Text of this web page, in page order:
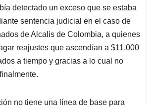
detectado un exceso que se estaba
sentencia judicial en el caso de
de Alcalis de Colombia, a quienes
reajustes que ascendían a $11.000
a tiempo y gracias a lo cual no
no tiene una línea de base para